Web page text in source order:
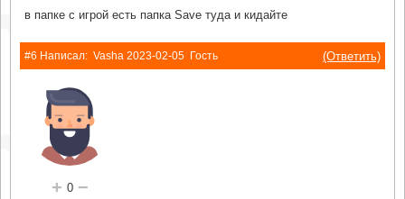
в папке с игрой есть папка Save туда и кидайте
#6 Написал: Vasha 2023-02-05 Гость (Ответить)
+ 0 −